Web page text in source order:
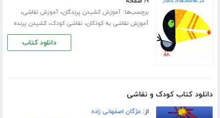
برچسب‌ها:آموزش کشیدن پرندگان،آموزش نقاشی،
آموزش نقاشی به کوذکان،نقاشی کودک،کشیدن پرنده
دانلود کتاب
دانلود کتاب کودک و نقاشی
از: مژگان اصفهانی زاده